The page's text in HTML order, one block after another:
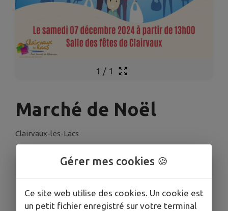
1 / 1
Marché de Noël
Clairvaux-les-Lacs
INFORMATIONS PRATIQUES
LIEU
11 Rue du Parterre, 39130 Clairvaux-les-Lacs
Gérer mes cookies 🍪
Ce site web utilise des cookies. Un cookie est
un petit fichier enregistré sur votre terminal